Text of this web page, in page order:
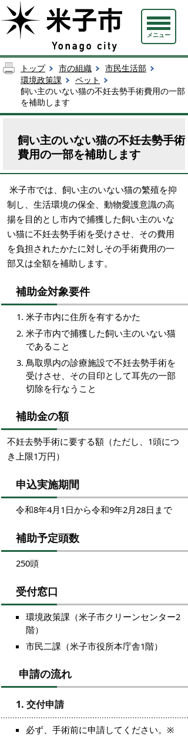
メニュー
トップ 市の組織
市民生活部
環境政策課
ペット
飼い主のいない猫の不妊去勢手術費用の一部
を補助します
飼い主のいない猫の不妊去勢手術
費用の一部を補助します
米子市では、飼い主のいない猫の繁殖を抑
制し、生活環境の保全、動物愛護意識の高
揚を目的とし市内で捕獲した飼い主のいな
い猫に不妊去勢手術を受けさせ、その費用
を負担されたかたに対しその手術費用の一
部又は全額を補助します。
補助金対象要件
米子市内に住所を有するかた
米子市内で捕獲した飼い主のいない猫
であること
鳥取県内の診療施設で不妊去勢手術を
受けさせ、その目印として耳先の一部
切除を行なうこと
補助金の額
不妊去勢手術に要する額（ただし、1頭につ
き上限1万円）
申込実施期間
令和8年4月1日から令和9年2月28日まで
補助予定頭数
250頭
受付窓口
環境政策課（米子市クリーンセンター2
階）
市民二課（米子市役所本庁舎1階）
申請の流れ
1. 交付申請
必ず、手術前に申請してください。※